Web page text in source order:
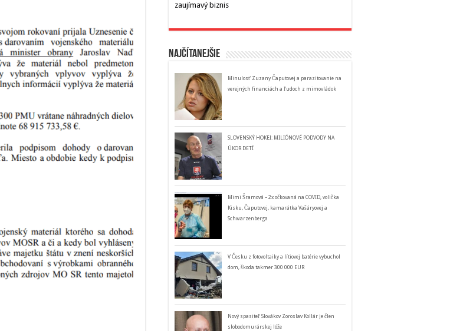
zaujímavý biznis
Najčítanejšie
Minulosť Zuzany Čaputovej a parazitovanie na
verejných financiách a ľudoch z mimovládok
SLOVENSKÝ HOKEJ: MILIÓNOVÉ PODVODY NA
ÚKOR DETÍ
Mimi Šramová – 2x očkovaná na COVID, volička
Kisku, Čaputovej, kamarátka Vašáryovej a
Schwarzenberga
V Česku z fotovoltaiky a lítiovej batérie vybuchol
dom, škoda takmer 300 000 EUR
Nový spasiteľ Slovákov Zoroslav Kollár je člen
slobodomurárskej lóže